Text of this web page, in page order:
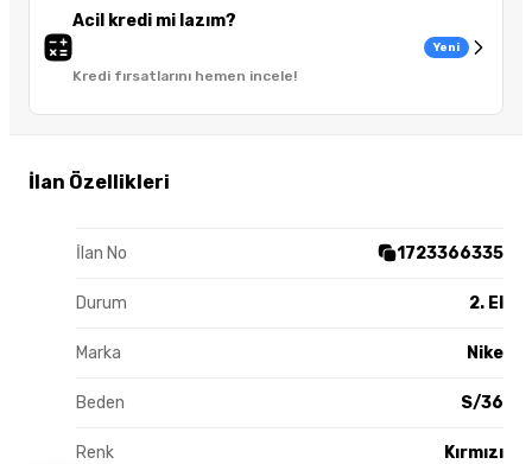
Acil kredi mi lazım?
Kredi fırsatlarını hemen incele!
Yeni
İlan Özellikleri
İlan No 1723366335
Durum 2. El
Marka Nike
Beden S/36
Renk Kırmızı